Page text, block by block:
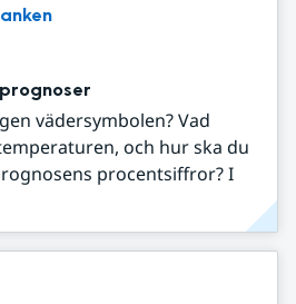
vädersymbolen? Vad
och hur ska du
procentsiffror? I